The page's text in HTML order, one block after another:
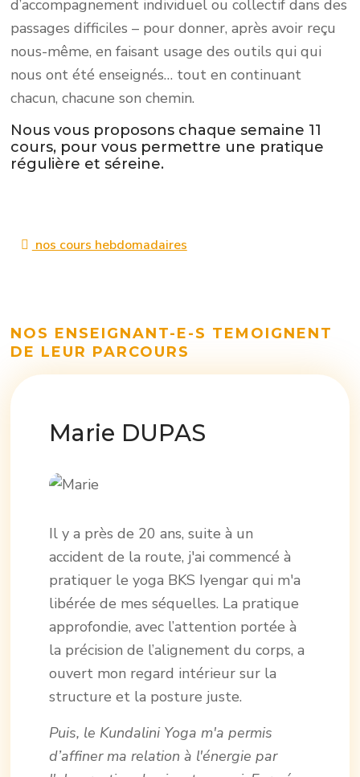
d’accompagnement individuel ou collectif dans des
passages difficiles – pour donner, après avoir reçu
nous-même, en faisant usage des outils qui qui
nous ont été enseignés… tout en continuant
chacun, chacune son chemin.
Nous vous proposons chaque semaine 11
cours, pour vous permettre une pratique
régulière et séreine.
nos cours hebdomadaires
NOS ENSEIGNANT-E-S TEMOIGNENT
DE LEUR PARCOURS
Marie DUPAS
Il y a près de 20 ans, suite à un
accident de la route, j'ai commencé à
pratiquer le yoga BKS Iyengar qui m'a
libérée de mes séquelles. La pratique
approfondie, avec l’attention portée à
la précision de l’alignement du corps, a
ouvert mon regard intérieur sur la
structure et la posture juste.
Puis, le Kundalini Yoga m'a permis
d’affiner ma relation à l'énergie par